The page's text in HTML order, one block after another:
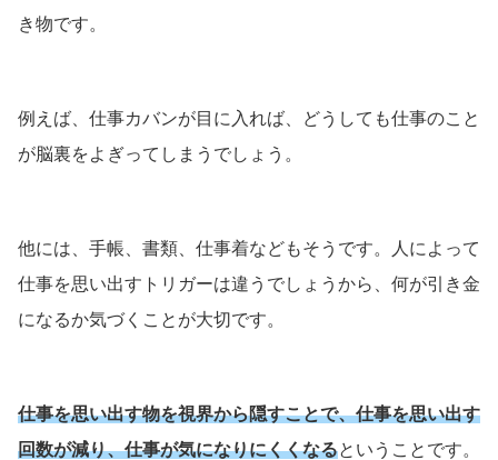
き物です。
例えば、仕事カバンが目に入れば、どうしても仕事のこと
が脳裏をよぎってしまうでしょう。
他には、手帳、書類、仕事着などもそうです。人によって
仕事を思い出すトリガーは違うでしょうから、何が引き金
になるか気づくことが大切です。
仕事を思い出す物を視界から隠すことで、仕事を思い出す
回数が減り、仕事が気になりにくくなるということです。